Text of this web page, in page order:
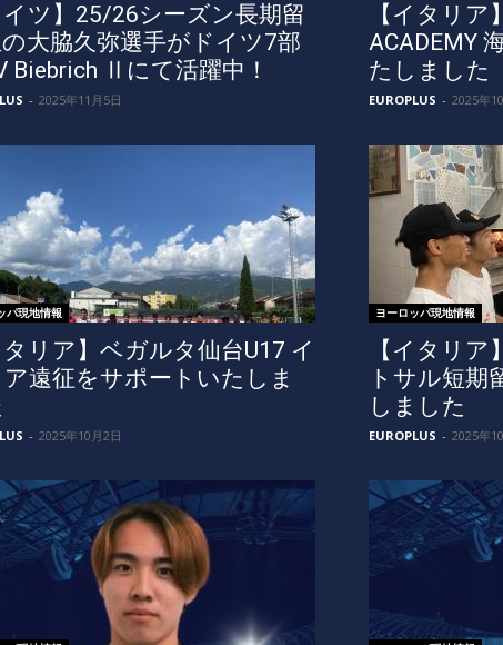
イツ】25/26シーズン長期留
大脇久弥選手がドイツ7部
Biebrich Ⅱにて活躍中！
- 2025年11月5日
【イタリア
ACADEMY
たしました
EUROPLUS - 2025年
パ現地情報
タリア】ベガルタ仙台U17 イ
遠征をサポートいたしま
- 2025年10月2日
ヨーロッパ現地情報
【イタリア
トサル短期
しました
EUROPLUS - 2025年